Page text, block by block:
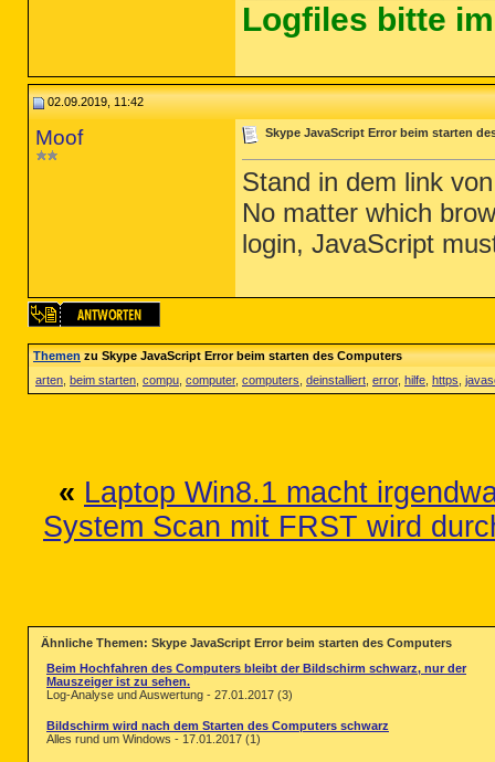
Logfiles bitte
02.09.2019, 11:42
Moof Skype JavaScript Error beim starten
Stand in dem link
No matter which
login, JavaScript
Themenzu Skype JavaScript Error beim starten des Computers
arten beim starten compu computer, computers deinstalliert error, hilfe https
« Laptop Win8.1 macht
System Scan mit FRST wird
Ähnliche Themen: Skype JavaScript Error beim starten des Computers
Beim Hochfahren des Computers bleibt der Bildschirm schwarz, nur der
Mauszeiger ist zu sehen.
Log-Analyse und Auswertung - 27.01.2017 (3)
Bildschirm wird nach dem Starten des Computers schwarz
Alles rund um Windows - 17.01.2017 (1)